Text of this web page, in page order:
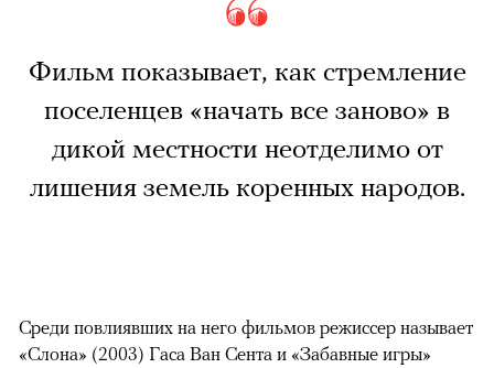
Фильм показывает, как стремление
поселенцев «начать все заново» в
дикой местности неотделимо от
лишения земель коренных народов.
Среди повлиявших на него фильмов режиссер называет
«Слона» (2003) Гаса Ван Сента и «Забавные игры»